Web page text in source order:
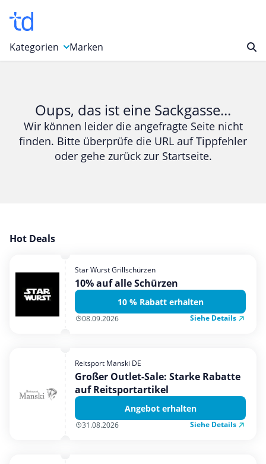
Kategorien
Bücher & Magazine
Computer & Elektronik
Entertainment & Media
Garten, Haushalt & Tiere
Mobilfunk & Internet
Mode & Accessoires
Shopping
Urlaub & Reise
Marken
Oups, das ist eine Sackgasse...
Wir können leider die angefragte Seite nicht
finden. Bitte überprüfe die URL auf Tippfehler
oder gehe zurück zur Startseite.
Hot Deals
Star Wurst Grillschürzen
10% auf alle Schürzen
10 % Rabatt erhalten
08.09.2026 Siehe Details
Reitsport Manski DE
Großer Outlet-Sale: Starke Rabatte
auf Reitsportartikel
Angebot erhalten
31.08.2026 Siehe Details